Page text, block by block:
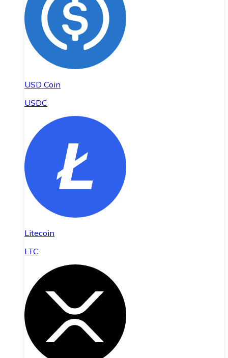
USD Coin
USDC
Litecoin
LTC